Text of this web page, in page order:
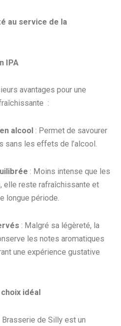
au service de la
IPA
avantages pour une
:
alcool : Permet de savourer
sans les effets de l’alcool.
: Moins intense que les
elle reste rafraîchissante et
longue période.
: Malgré sa légèreté, la
les notes aromatiques
une expérience gustative
idéal
Brasserie de Silly est un